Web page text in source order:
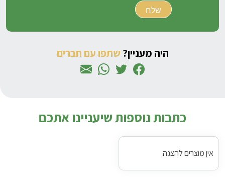
היה מעניין? שתפו עם חברים
כתבות נוספות שיעניינו אתכם
אין מוצרים להצגה